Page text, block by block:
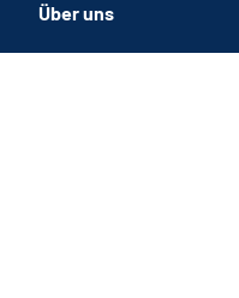
Über uns